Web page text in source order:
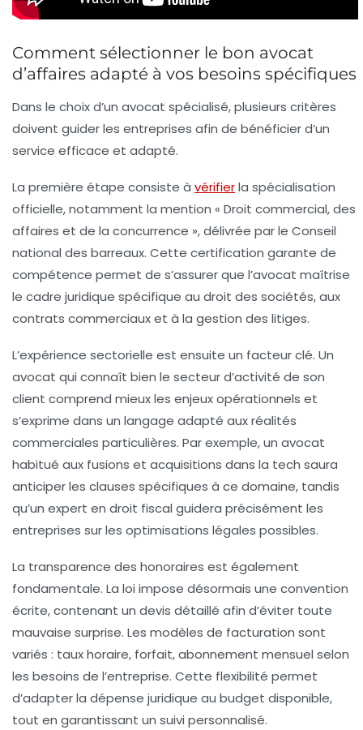
Comment sélectionner le bon avocat
d’affaires adapté à vos besoins spécifiques
Dans le choix d’un avocat spécialisé, plusieurs critères
doivent guider les entreprises afin de bénéficier d’un
service efficace et adapté.
La première étape consiste à vérifierla spécialisation
officielle, notamment la mention « Droit commercial, des
affaires et de la concurrence », délivrée par le Conseil
national des barreaux. Cette certification garante de
compétence permet de s’assurer que l’avocat maîtrise
le cadre juridique spécifique au droit des sociétés, aux
contrats commerciaux et à la gestion des litiges.
L’expérience sectorielle est ensuite un facteur clé. Un
avocat qui connaît bien le secteur d’activité de son
client comprend mieux les enjeux opérationnels et
s’exprime dans un langage adapté aux réalités
commerciales particulières. Par exemple, un avocat
habitué aux fusions et acquisitions dans la tech saura
anticiper les clauses spécifiques à ce domaine, tandis
qu’un expert en droit fiscal guidera précisément les
entreprises sur les optimisations légales possibles.
La transparence des honoraires est également
fondamentale. La loi impose désormais une convention
écrite, contenant un devis détaillé afin d’éviter toute
mauvaise surprise. Les modèles de facturation sont
variés : taux horaire, forfait, abonnement mensuel selon
les besoins de l’entreprise. Cette flexibilité permet
d’adapter la dépense juridique au budget disponible,
tout en garantissant un suivi personnalisé.